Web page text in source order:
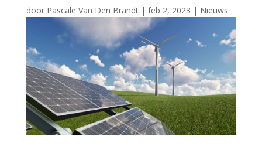
door Pascale Van Den Brandt| feb 2, 2023 | Nieuws